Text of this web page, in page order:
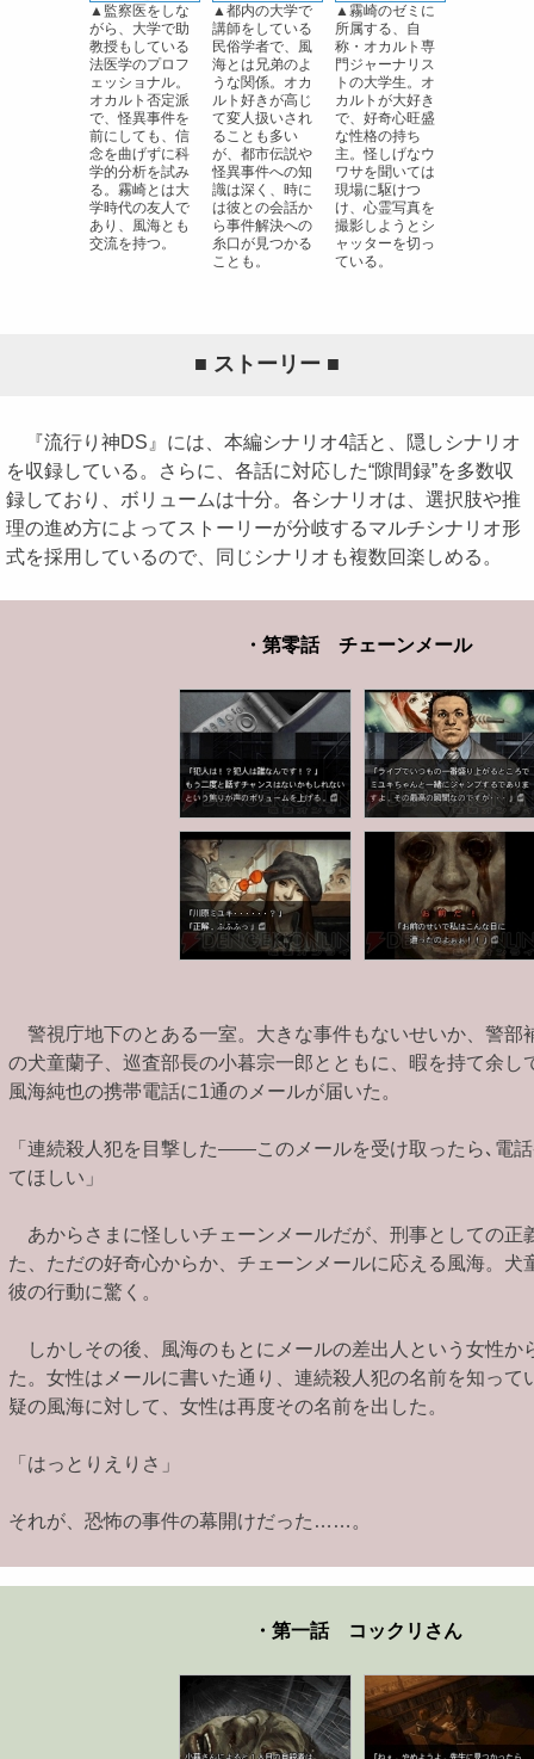
▲監察医をしな
がら、大学で助
教授もしている
法医学のプロフ
ェッショナル。
オカルト否定派
で、怪異事件を
前にしても、信
念を曲げずに科
学的分析を試み
る。霧崎とは大
学時代の友人で
あり、風海とも
交流を持つ。
▲都内の大学で
講師をしている
民俗学者で、風
海とは兄弟のよ
うな関係。オカ
ルト好きが高じ
て変人扱いされ
ることも多い
が、都市伝説や
怪異事件への知
識は深く、時に
は彼との会話か
ら事件解決への
糸口が見つかる
ことも。
▲霧崎のゼミに
所属する、自
称・オカルト専
門ジャーナリス
トの大学生。オ
カルトが大好き
で、好奇心旺盛
な性格の持ち
主。怪しげなウ
ワサを聞いては
現場に駆けつ
け、心霊写真を
撮影しようとシ
ャッターを切っ
ている。
■ ストーリー ■
『流行り神DS』には、本編シナリオ4話と、隠しシナリオ
を収録している。さらに、各話に対応した“隙間録”を多数収
録しており、ボリュームは十分。各シナリオは、選択肢や推
理の進め方によってストーリーが分岐するマルチシナリオ形
式を採用しているので、同じシナリオも複数回楽しめる。
・第零話 チェーンメール
警視庁地下のとある一室。大きな事件もないせいか、警部
の犬童蘭子、巡査部長の小暮宗一郎とともに、暇を持て余し
風海純也の携帯電話に1通のメールが届いた。
「連続殺人犯を目撃した――このメールを受け取ったら､電
てほしい」
あからさまに怪しいチェーンメールだが、刑事としての正
た、ただの好奇心からか、チェーンメールに応える風海。犬
彼の行動に驚く。
しかしその後、風海のもとにメールの差出人という女性か
た。女性はメールに書いた通り、連続殺人犯の名前を知って
疑の風海に対して、女性は再度その名前を出した。
「はっとりえりさ」
それが、恐怖の事件の幕開けだった……。
・第一話 コックリさん